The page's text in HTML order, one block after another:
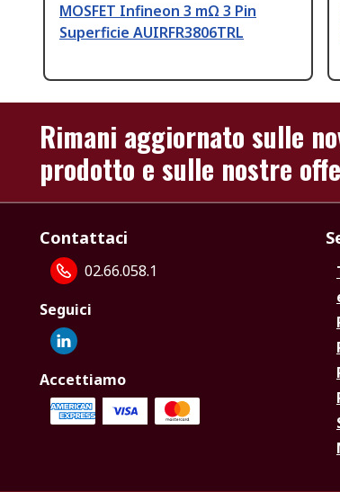
MOSFET Infineon 3 mΩ 3 Pin
Superficie AUIRFR3806TRL
Rimani aggiornato sulle
prodotto e sulle nostre
Contattaci
02.66.058.1
Seguici
Accettiamo